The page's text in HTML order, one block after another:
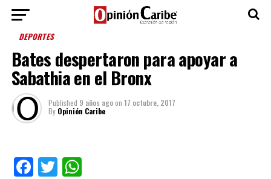
DEPORTES
Bates despertaron para apoyar a
Sabathia en el Bronx
Published 9 años agoon 17 octubre, 2017
By Opinión Caribe
Facebook
TwitterWhatsApp